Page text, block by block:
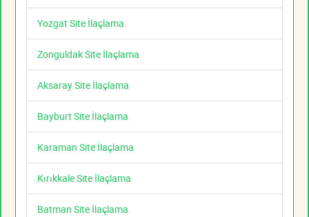
Yozgat Site İlaçlama
Zonguldak Site İlaçlama
Aksaray Site İlaçlama
Bayburt Site İlaçlama
Karaman Site İlaçlama
Kırıkkale Site İlaçlama
Batman Site İlaçlama